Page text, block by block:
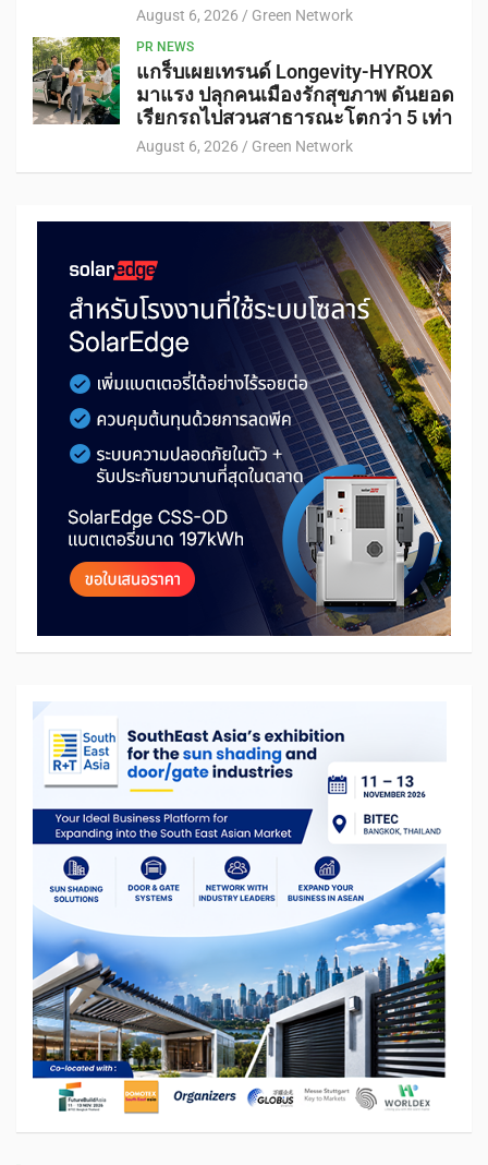
August 6, 2026 Green Network
PR NEWS
แกร็บเผยเทรนด์ Longevity-HYROX
มาแรง ปลุกคนเมืองรักสุขภาพ ดันยอด
เรียกรถไปสวนสาธารณะโตกว่า 5 เท่า
August 6, 2026 Green Network